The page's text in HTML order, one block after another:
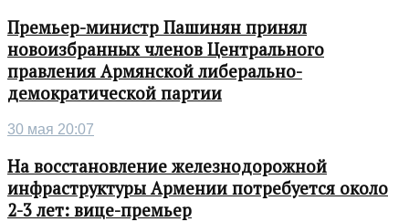
Премьер-министр Пашинян принял
новоизбранных членов Центрального
правления Армянской либерально-
демократической партии
30 мая 20:07
На восстановление железнодорожной
инфраструктуры Армении потребуется около
2-3 лет: вице-премьер